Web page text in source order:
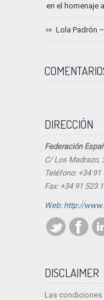
en el homenaje
Lola Padrón
DIRECCIÓN
Federación
C/ Los Madrazo,
Teléfono: +34 91
Fax: +34 91 523
Web: http://
DISCLAIMER
Las